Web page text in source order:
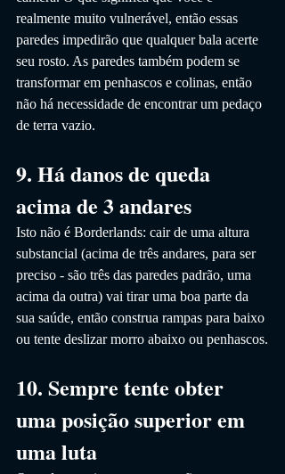
realmente muito vulnerável, então essas
paredes impedirão que qualquer bala acerte
seu rosto. As paredes também podem se
transformar em penhascos e colinas, então
não há necessidade de encontrar um pedaço
de terra vazio.
9. Há danos de queda
acima de 3 andares
Isto não é Borderlands: cair de uma altura
substancial (acima de três andares, para ser
preciso - são três das paredes padrão, uma
acima da outra) vai tirar uma boa parte da
sua saúde, então construa rampas para baixo
ou tente deslizar morro abaixo ou penhascos.
10. Sempre tente obter
uma posição superior em
uma luta